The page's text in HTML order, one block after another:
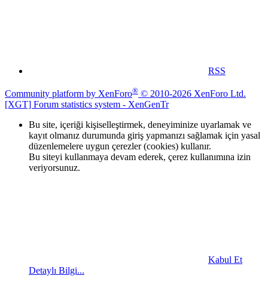
RSS
Community platform by XenForo® © 2010-2026 XenForo Ltd.
[XGT] Forum statistics system - XenGenTr
Bu site, içeriği kişiselleştirmek, deneyiminize uyarlamak ve
kayıt olmanız durumunda giriş yapmanızı sağlamak için yasal
düzenlemelere uygun çerezler (cookies) kullanır.
Bu siteyi kullanmaya devam ederek, çerez kullanımına izin
veriyorsunuz.
Kabul Et
Detaylı Bilgi...